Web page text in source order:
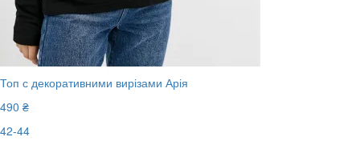
Топ с декоративними вирізами Арія
490 ₴
42-44